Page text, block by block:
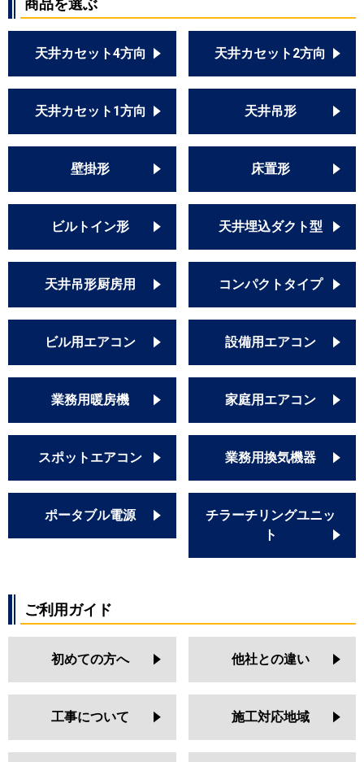
商品を選ぶ
天井カセット4方向 天井カセット2方向
天井カセット1方向 天井吊形
壁掛形 床置形
ビルトイン形 天井埋込ダクト型
天井吊形厨房用 コンパクトタイプ
ビル用エアコン 設備用エアコン
業務用暖房機 家庭用エアコン
スポットエアコン 業務用換気機器
ポータブル電源
チラーチリングユニッ
ト
ご利用ガイド
初めての方へ 他社との違い
工事について 施工対応地域